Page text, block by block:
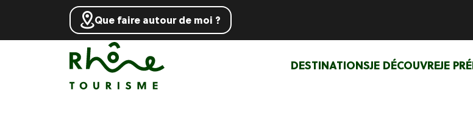
DESTINATIONSJE DÉCOUVREJE
Que faire autour de moi ?